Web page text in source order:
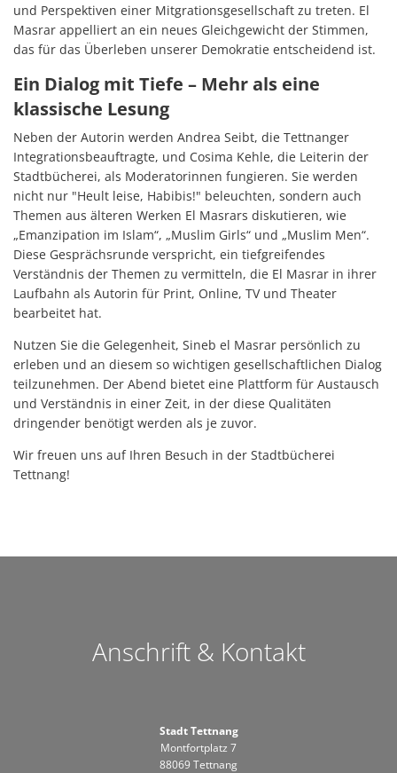
und Perspektiven einer Mitgrationsgesellschaft zu treten. El
Masrar appelliert an ein neues Gleichgewicht der Stimmen,
das für das Überleben unserer Demokratie entscheidend ist.
Ein Dialog mit Tiefe – Mehr als eine
klassische Lesung
Neben der Autorin werden Andrea Seibt, die Tettnanger
Integrationsbeauftragte, und Cosima Kehle, die Leiterin der
Stadtbücherei, als Moderatorinnen fungieren. Sie werden
nicht nur "Heult leise, Habibis!" beleuchten, sondern auch
Themen aus älteren Werken El Masrars diskutieren, wie
„Emanzipation im Islam“, „Muslim Girls“ und „Muslim Men“.
Diese Gesprächsrunde verspricht, ein tiefgreifendes
Verständnis der Themen zu vermitteln, die El Masrar in ihrer
Laufbahn als Autorin für Print, Online, TV und Theater
bearbeitet hat.
Nutzen Sie die Gelegenheit, Sineb el Masrar persönlich zu
erleben und an diesem so wichtigen gesellschaftlichen Dialog
teilzunehmen. Der Abend bietet eine Plattform für Austausch
und Verständnis in einer Zeit, in der diese Qualitäten
dringender benötigt werden als je zuvor.
Wir freuen uns auf Ihren Besuch in der Stadtbücherei
Tettnang!
Anschrift & Kontakt
Stadt Tettnang
Montfortplatz 7
88069 Tettnang